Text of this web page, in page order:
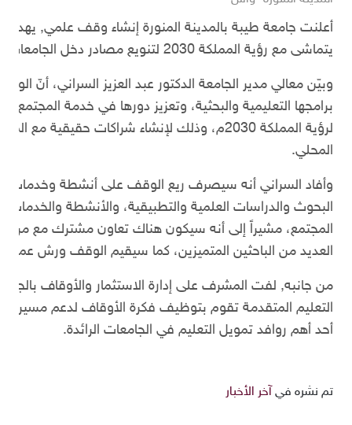
أعلنت جامعة طيبة بالمدينة المنورة إنشاء وقف علمي, يهدف
يتماشى مع رؤية المملكة 2030 لتنويع مصادر دخل الجامعات.
وبيّن معالي مدير الجامعة الدكتور عبد العزيز السراني، أنّ
برامجها التعليمية والبحثية، وتعزيز دورها في خدمة
لرؤية المملكة 2030م، وذلك لإنشاء شراكات
المحلي.
وأفاد السراني أنه سيصرف ريع الوقف على أنشطة
البحوث والدراسات العلمية والتطبيقية، والأنشطة والخدمات،
المجتمع، مشيراً إلى أنه سيكون هناك تعاون مشترك مع
العديد من الباحثين المتميزين، كما سيقيم الوقف ورش
من جانبه, لفت المشرف على إدارة الاستثمار والأوقاف
التعليم المتقدمة تقوم بتوظيف فكرة الأوقاف لدعم مسيرتها
أحد أهم روافد تمويل التعليم في الجامعات الرائدة.
تم نشره في آخر الأخبار